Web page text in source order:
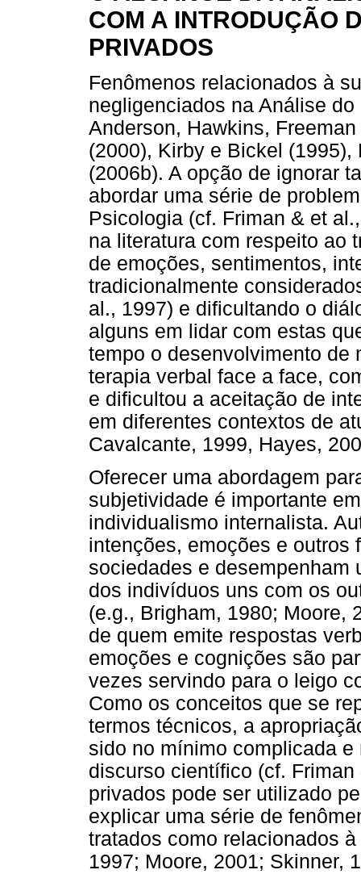
COM A INTRODUÇÃO
PRIVADOS
Fenômenos relacionados à
negligenciados na Análise
Anderson, Hawkins,
(2000), Kirby e Bickel (1995),
(2006b). A opção de ignorar
abordar uma série de
Psicologia (cf. Friman & et
na literatura com respeito ao
de emoções, sentimentos,
tradicionalmente
al., 1997) e dificultando o
alguns em lidar com estas
tempo o desenvolvimento de
terapia verbal face a face,
e dificultou a aceitação de
em diferentes contextos de
Cavalcante, 1999, Hayes,
Oferecer uma abordagem
subjetividade é importante
individualismo internalista.
intenções, emoções e outros
sociedades e desempenham
dos indivíduos uns com os
(e.g., Brigham, 1980; Moore,
de quem emite respostas
emoções e cognições são
vezes servindo para o leigo
Como os conceitos que se
termos técnicos, a
sido no mínimo complicada
discurso científico (cf.
privados pode ser utilizado
explicar uma série de
tratados como relacionados
1997; Moore, 2001; Skinner,